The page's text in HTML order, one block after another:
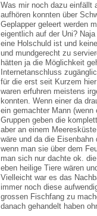
Was mir noch dazu einfällt
aufhören konnten über
Geplapper geleert werden
eigentlich auf der Uni?
eine Holschuld ist und
und mundgerecht zu
hätten ja die Möglichkeit
Internetanschluss
für die erst seit Kurzem
waren erfuhren meistens
konnten. Wenn einer da
ein gemachter Mann
Gruppen geben die
aber an einem
wäre und da die
wenn man sie über dem
man sich nur dachte ok.
eben heilige Tiere wären
Vielleicht war es das
immer noch diese
grossen Fischfang zu
danach gehandelt haben